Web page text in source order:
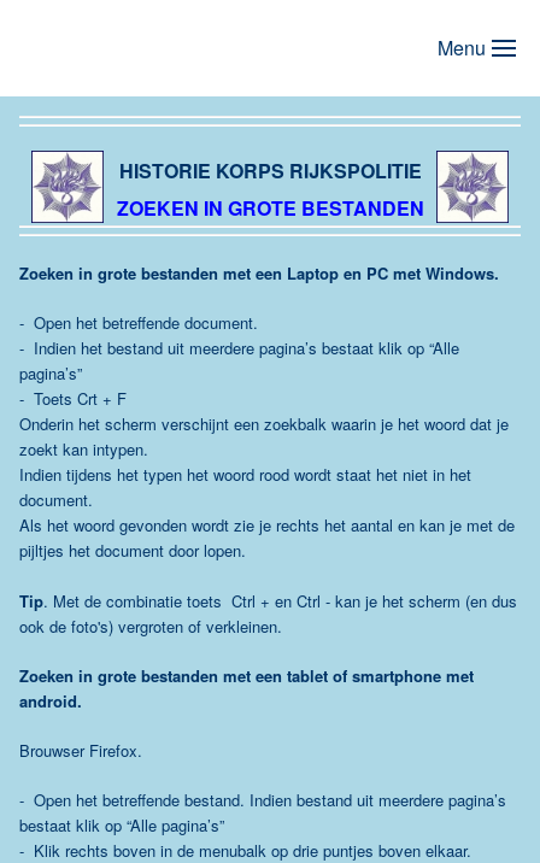
Menu
HISTORIE KORPS RIJKSPOLITIE
ZOEKEN IN GROTE BESTANDEN
Zoeken in grote bestanden met een Laptop en PC met Windows.
- Open het betreffende document.
- Indien het bestand uit meerdere pagina’s bestaat klik op “Alle
pagina’s”
- Toets Crt + F
Onderin het scherm verschijnt een zoekbalk waarin je het woord dat je
zoekt kan intypen.
Indien tijdens het typen het woord rood wordt staat het niet in het
document.
Als het woord gevonden wordt zie je rechts het aantal en kan je met de
pijltjes het document door lopen.
Tip. Met de combinatie toets Ctrl + en Ctrl - kan je het scherm (en dus
ook de foto's) vergroten of verkleinen.
Zoeken in grote bestanden met een tablet of smartphone met
android.
Brouwser Firefox.
- Open het betreffende bestand. Indien bestand uit meerdere pagina’s
bestaat klik op “Alle pagina’s”
- Klik rechts boven in de menubalk op drie puntjes boven elkaar.